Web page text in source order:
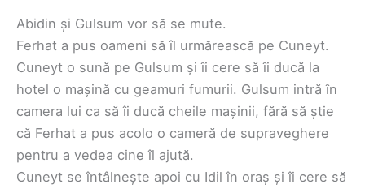
Abidin și Gulsum vor să se mute.
Ferhat a pus oameni să îl urmărească pe Cuneyt.
Cuneyt o sună pe Gulsum și îi cere să îi ducă la
hotel o mașină cu geamuri fumurii. Gulsum intră în
camera lui ca să îi ducă cheile mașinii, fără să știe
că Ferhat a pus acolo o cameră de supraveghere
pentru a vedea cine îl ajută.
Cuneyt se întâlnește apoi cu Idil în oraș și îi cere să